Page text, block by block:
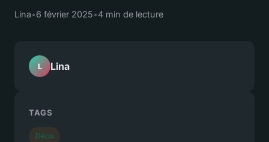
Lina•6 février 2025•4 min de lecture
L Lina
TAGS
Déco